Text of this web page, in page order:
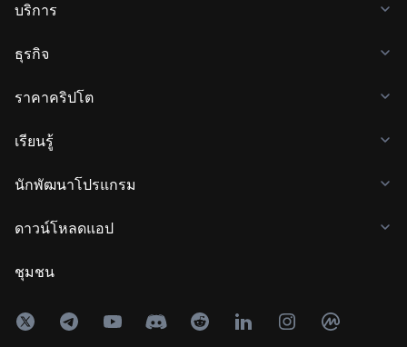
บริการ
ธุรกิจ
ราคาคริปโต
เรียนรู้
นักพัฒนาโปรแกรม
ดาวน์โหลดแอป
ชุมชน